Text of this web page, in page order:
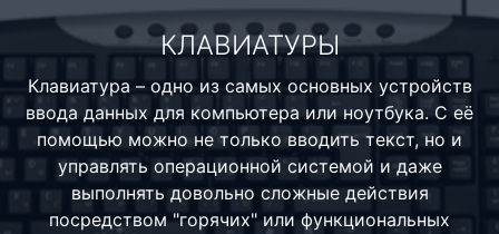
Напольные розетки
Оборудование Mikrotik
Пылесос
Спикерфон
Модемы ADSL, Wan/Lan Роутеры, Wi-Fi
КЛАВИАТУРЫ
Клавиатура – одно из самых основных устройств
ввода данных для компьютера или ноутбука. С её
помощью можно не только вводить текст, но и
управлять операционной системой и даже
выполнять довольно сложные действия
посредством "горячих" или функциональных